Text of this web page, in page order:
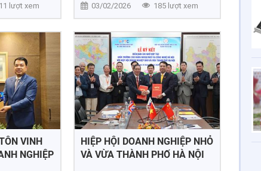
lượt xem 03/02/2026 185 lượt xem
VINH
NGHIỆP
HIỆP HỘI DOANH NGHIỆP NHỎ
VÀ VỪA THÀNH PHỐ HÀ NỘI